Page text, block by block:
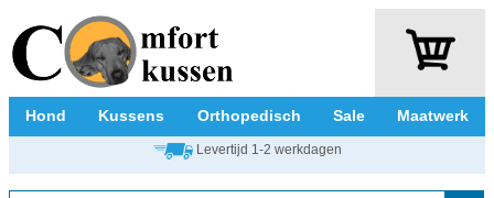
Hond Kussens Orthopedisch Sale Maatwerk
Levertijd 1-2 werkdagen